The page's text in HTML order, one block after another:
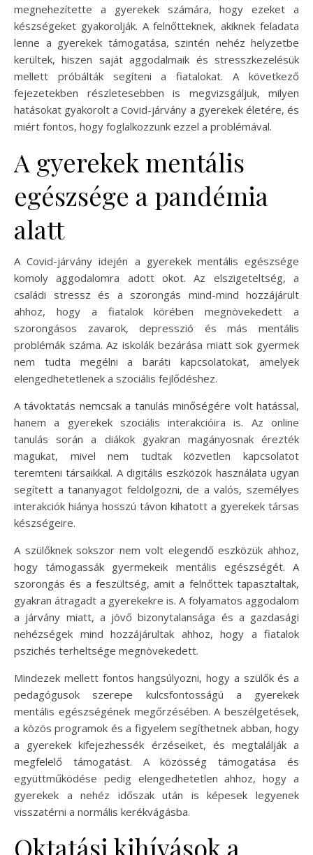
megnehezítette a gyerekek számára, hogy ezeket a
készségeket gyakorolják. A felnőtteknek, akiknek feladata
lenne a gyerekek támogatása, szintén nehéz helyzetbe
kerültek, hiszen saját aggodalmaik és stresszkezelésük
mellett próbálták segíteni a fiatalokat. A következő
fejezetekben részletesebben is megvizsgáljuk, milyen
hatásokat gyakorolt a Covid-járvány a gyerekek életére, és
miért fontos, hogy foglalkozzunk ezzel a problémával.
A gyerekek mentális
egészsége a pandémia
alatt
A Covid-járvány idején a gyerekek mentális egészsége
komoly aggodalomra adott okot. Az elszigeteltség, a
családi stressz és a szorongás mind-mind hozzájárult
ahhoz, hogy a fiatalok körében megnövekedett a
szorongásos zavarok, depresszió és más mentális
problémák száma. Az iskolák bezárása miatt sok gyermek
nem tudta megélni a baráti kapcsolatokat, amelyek
elengedhetetlenek a szociális fejlődéshez.
A távoktatás nemcsak a tanulás minőségére volt hatással,
hanem a gyerekek szociális interakcióira is. Az online
tanulás során a diákok gyakran magányosnak érezték
magukat, mivel nem tudtak közvetlen kapcsolatot
teremteni társaikkal. A digitális eszközök használata ugyan
segített a tananyagot feldolgozni, de a valós, személyes
interakciók hiánya hosszú távon kihatott a gyerekek társas
készségeire.
A szülőknek sokszor nem volt elegendő eszközük ahhoz,
hogy támogassák gyermekeik mentális egészségét. A
szorongás és a feszültség, amit a felnőttek tapasztaltak,
gyakran átragadt a gyerekekre is. A folyamatos aggodalom
a járvány miatt, a jövő bizonytalansága és a gazdasági
nehézségek mind hozzájárultak ahhoz, hogy a fiatalok
pszichés terheltsége megnövekedett.
Mindezek mellett fontos hangsúlyozni, hogy a szülők és a
pedagógusok szerepe kulcsfontosságú a gyerekek
mentális egészségének megőrzésében. A beszélgetések,
a közös programok és a figyelem segíthetnek abban, hogy
a gyerekek kifejezhessék érzéseiket, és megtalálják a
megfelelő támogatást. A közösség támogatása és
együttműködése pedig elengedhetetlen ahhoz, hogy a
gyerekek a nehéz időszak után is képesek legyenek
visszatérni a normális kerékvágásba.
Oktatási kihívások a